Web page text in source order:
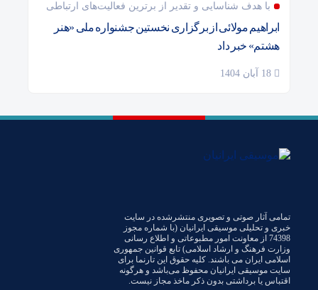
با هدف شناسایی و تقدیر از برترین فعالیت‌های ارتباطی
ابراهیم مولائی از برگزاری نخستین جشنواره ملی «هنر
هشتم» خبر داد
تمامی آثار صوتی و تصویری منتشرشده در سایت
خبری و تحلیلی موسیقی ایرانیان (با شماره مجوز
74398 از معاونت امور مطبوعاتی و اطلاع رسانی
وزارت فرهنگ و ارشاد اسلامی) تابع قوانین جمهوری
اسلامی ایران می باشند. کلیه حقوق این تارنما برای
سایت موسیقی ایرانیان محفوظ می‌باشد و هرگونه
اقتباس یا برداشتی بدون ذکر ماخذ مجاز نیست.